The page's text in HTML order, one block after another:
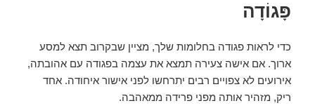
פָּגוֹדָה
כדי לראות פגודה בחלומות שלך, מציין שבקרוב תצא למסע
ארוך. אם אישה צעירה תמצא את עצמה בפגודה עם אהובתה,
אירועים לא צפויים רבים יתרחשו לפני אישור איחודה. אחד
ריק, מזהיר אותה מפני פרידה ממאהבה.